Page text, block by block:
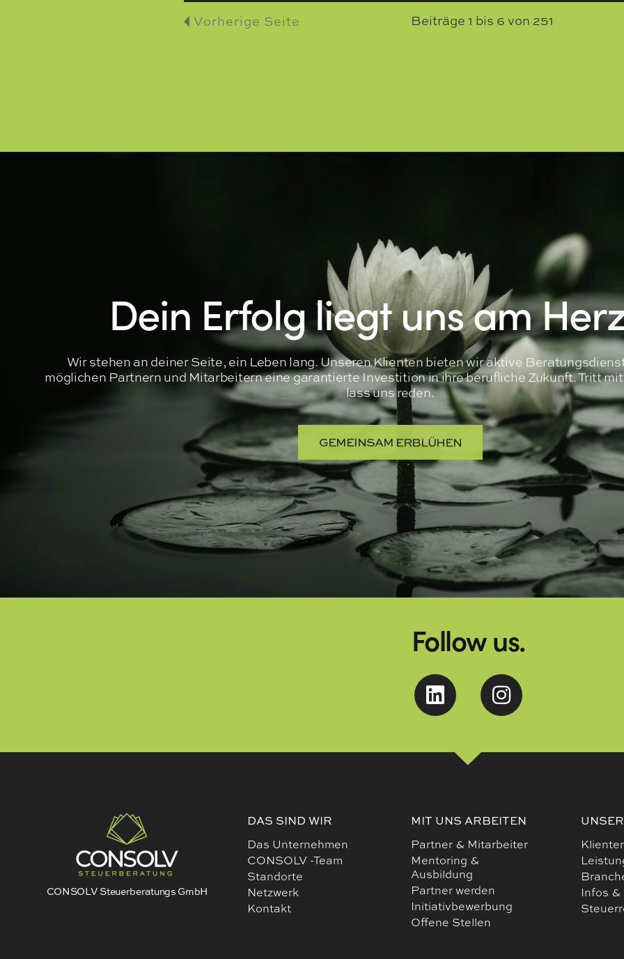
Vorherige Seite Beiträge 1 bis 6 von 251
Dein Erfolg liegt uns am
Wir stehen an deiner Seite, ein Leben lang. Unseren Klienten bieten wir aktive
möglichen Partnern und Mitarbeitern eine garantierte Investition in ihre berufliche Zukunft. Tritt
lass uns reden.
GEMEINSAM ERBLÜHEN
Follow us.
CONSOLV Steuerberatungs GmbH
DAS SIND WIR
Das Unternehmen
CONSOLV -Team
Standorte
Netzwerk
Kontakt
MIT UNS ARBEITEN
Partner & Mitarbeiter
Mentoring &
Ausbildung
Partner werden
Initiativbewerbung
Offene Stellen
Infos &